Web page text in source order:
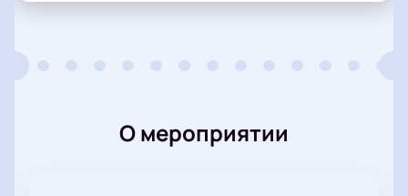
О мероприятии